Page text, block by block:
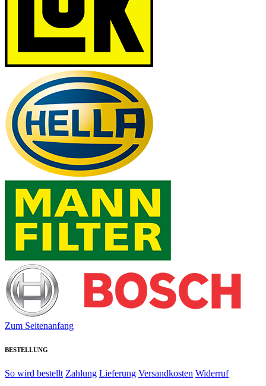
Zum Seitenanfang
BESTELLUNG
So wird bestellt Zahlung Lieferung Versandkosten Widerruf